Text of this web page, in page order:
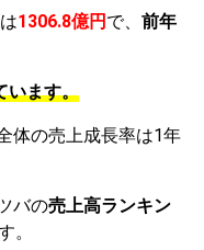
は1306.8億円 で、 前年
います。
体の売上成長率は1年
バの売上高ランキン
。